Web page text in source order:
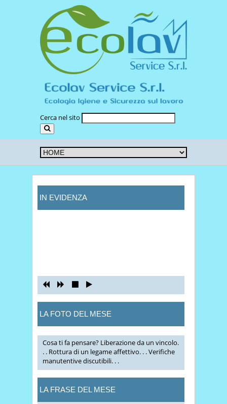
Cerca nel sito
IN EVIDENZA
LA FOTO DEL MESE
Cosa ti fa pensare? Liberazione da un vincolo.
. . Rottura di un legame affettivo. . . Verifiche
manutentive discutibili. . .
LA FRASE DEL MESE